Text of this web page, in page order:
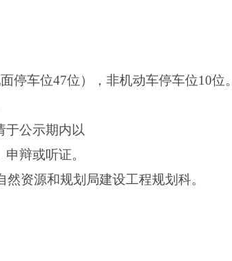
停车位47位），非机动车停车位10位。
于公示期内以
辩或听证。
资源和规划局建设工程规划科。